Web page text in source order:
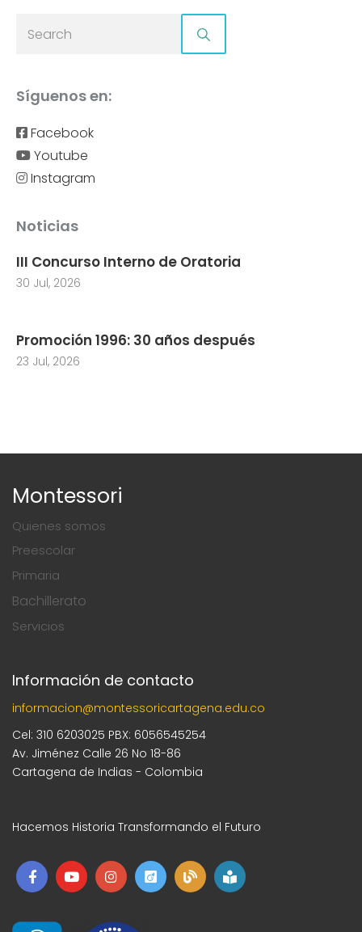
Síguenos en:
Facebook
Youtube
Instagram
Noticias
III Concurso Interno de Oratoria
30 Jul, 2026
Promoción 1996: 30 años después
23 Jul, 2026
Montessori
Quienes somos
Preescolar
Primaria
Bachillerato
Servicios
Información de contacto
informacion@montessoricartagena.edu.co
Cel: 310 6203025 PBX: 6056545254
Av. Jiménez Calle 26 No 18-86
Cartagena de Indias - Colombia
Hacemos Historia Transformando el Futuro